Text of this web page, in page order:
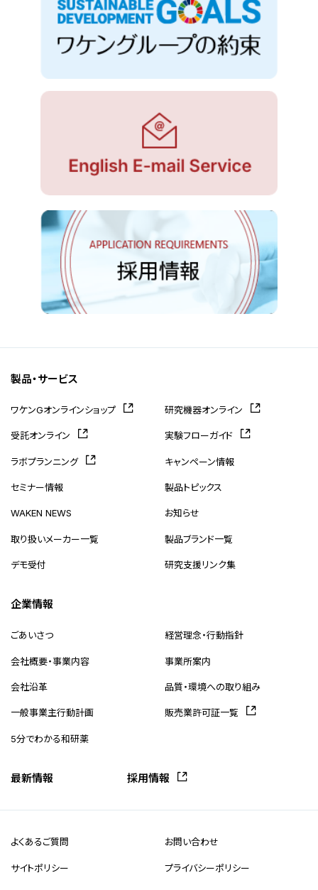
製品・サービス
ワケンGオンラインショップ 研究機器オンライン
受託オンライン 実験フローガイド
ラボプランニング キャンペーン情報
セミナー情報 製品トピックス
WAKEN NEWS お知らせ
取り扱いメーカー一覧 製品ブランド一覧
デモ受付 研究支援リンク集
企業情報
ごあいさつ 経営理念・行動指針
会社概要・事業内容 事業所案内
会社沿革 品質・環境への取り組み
一般事業主行動計画 販売業許可証一覧
5分でわかる和研薬
最新情報 採用情報
よくあるご質問 お問い合わせ
サイトポリシー プライバシーポリシー